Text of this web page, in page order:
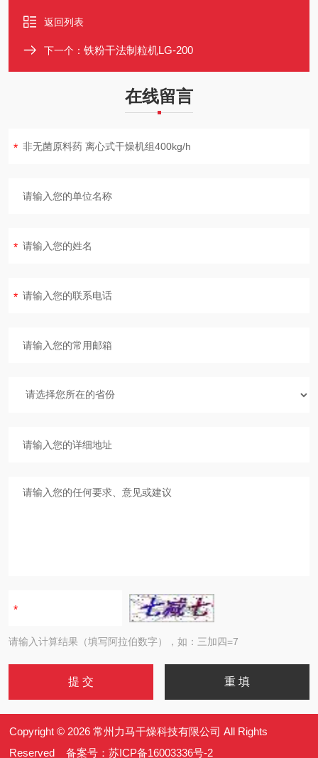
返回列表
下一个： 铁粉干法制粒机LG-200
在线留言
请输入计算结果（填写阿拉伯数字），如：三加四=7
Copyright © 2026 常州力马干燥科技有限公司 All Rights
Reserved 备案号：苏ICP备16003336号-2